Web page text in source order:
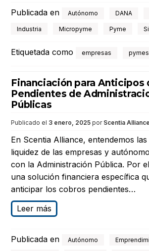
Publicada en Autónomo DANA
Industria Micropyme Pyme
Etiquetada como empresas pymes
Financiación para Anticipos
Pendientes de
Públicas
Publicado el 3 enero, 2025 por Scentia Alliance
En Scentia Alliance, entendemos
liquidez de las empresas y
con la Administración Pública. Por
una solución financiera específica
anticipar los cobros pendientes…
Leer más
Publicada en Autónomo